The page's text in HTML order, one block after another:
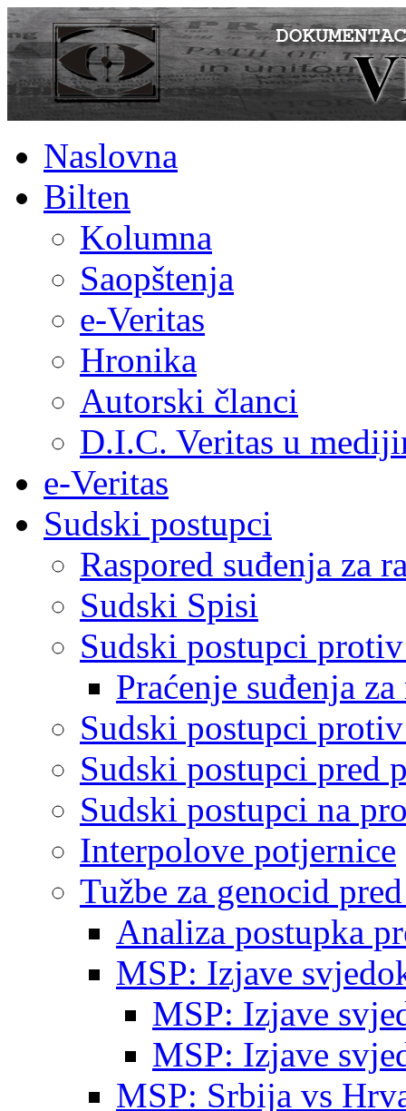
Naslovna
Bilten
Kolumna
Saopštenja
e-Veritas
Hronika
Autorski članci
D.I.C. Veritas u
e-Veritas
Sudski postupci
Raspored suđenja za
Sudski Spisi
Sudski postupci
Praćenje suđenja
Sudski postupci
Sudski postupci pred
Sudski postupci na
Interpolove potjernice
Tužbe za genocid
Analiza postupka
MSP: Izjave
MSP: Izjave
MSP: Izjave
MSP: Srbija vs